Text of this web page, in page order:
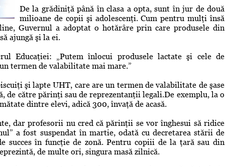
De la grădiniţă până în clasa a opta, sunt în jur de două
milioane de copii şi adolescenţi. Cum pentru mulţi însă
Guvernul a adoptat o hotărâre prin care produsele din
ajungă şi la ei.
Educaţiei: „Putem înlocui produsele lactate şi cele de
termen de valabilitate mai mare.”
şi lapte UHT, care are un termen de valabilitate de şase
de către părinţi sau de reprezentanţii legali.De exemplu, la o
dintre elevi, adică 300, învaţă de acasă.
dar profesorii nu cred că părinţii se vor înghesui să ridice
a fost suspendat în martie, odată cu decretarea stării de
succes în funcţie de zonă. Pentru copiii de la ţară sau din
de multe ori, singura masă zilnică.